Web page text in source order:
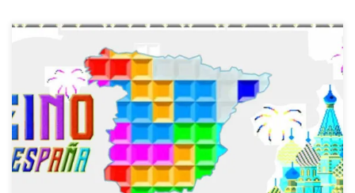
A veces pienso que se quieren reír de mí
en mi propia cara… Pero luego recuerdo
que se toman muy en serio el tenernos
totalmente adiestrados como soldados
para someternos a sus diez mil reglas y
que así no pensemos por nosotros